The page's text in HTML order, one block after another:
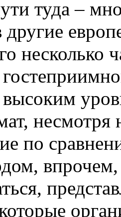
туда –
другие
несмотря
по